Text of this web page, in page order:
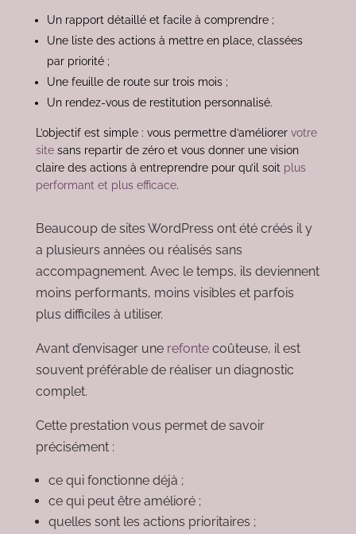
Un rapport détaillé et facile à comprendre ;
Une liste des actions à mettre en place, classées
par priorité ;
Une feuille de route sur trois mois ;
Un rendez-vous de restitution personnalisé.
L’objectif est simple : vous permettre d’améliorer votre
sitesans repartir de zéro et vous donner une vision
claire des actions à entreprendre pour qu’il soit plus
performant et plus efficace.
Beaucoup de sites WordPress ont été créés il y
a plusieurs années ou réalisés sans
accompagnement. Avec le temps, ils deviennent
moins performants, moins visibles et parfois
plus difficiles à utiliser.
Avant d’envisager unerefontecoûteuse, il est
souvent préférable de réaliser un diagnostic
complet.
Cette prestation vous permet de savoir
précisément :
ce qui fonctionne déjà ;
ce qui peut être amélioré ;
quelles sont les actions prioritaires ;